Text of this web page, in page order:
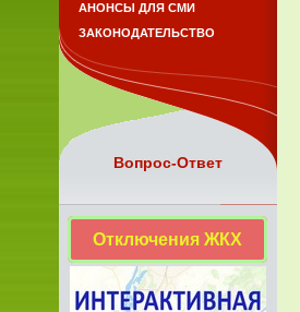
АНОНСЫ ДЛЯ СМИ
ЗАКОНОДАТЕЛЬСТВО
Вопрос-Ответ
Отключения ЖКХ